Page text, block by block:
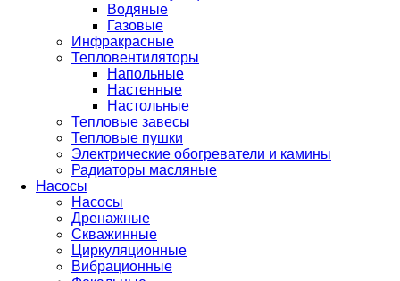
Водяные
Газовые
Инфракрасные
Тепловентиляторы
Напольные
Настенные
Настольные
Тепловые завесы
Тепловые пушки
Электрические обогреватели и камины
Радиаторы масляные
Насосы
Насосы
Дренажные
Скважинные
Циркуляционные
Вибрационные